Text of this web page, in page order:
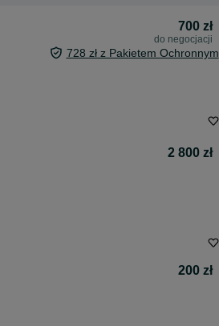
700 zł
do negocjacji
728 zł z Pakietem Ochronnym
2 800 zł
200 zł